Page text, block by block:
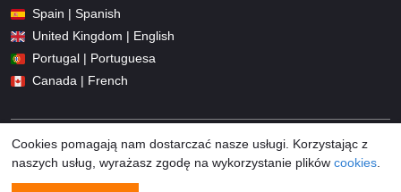
Spain | Spanish
United Kingdom | English
Portugal | Portuguesa
Canada | French
Cookies pomagają nam dostarczać nasze usługi. Korzystając z
naszych usług, wyrażasz zgodę na wykorzystanie plików cookies